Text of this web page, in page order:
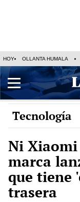
HOY OLLANTA HUMALA
Tecnología
Ni
marca
que tiene
trasera